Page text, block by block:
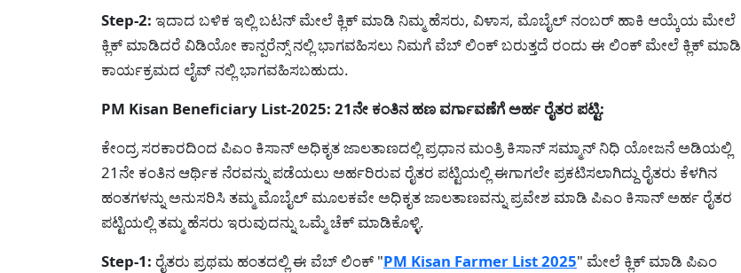
Step-2: ಇದಾದ ಬಳಿಕ ಇಲ್ಲಿ ಬಟನ್ ಮೇಲೆ ಕ್ಲಿಕ್ ಮಾಡಿ ನಿಮ್ಮ ಹೆಸರು, ವಿಳಾಸ, ಮೊಬೈಲ್ ನಂಬರ್ ಹಾಕಿ ಆಯ್ಕೆಯ ಮೇಲೆ
ಕ್ಲಿಕ್ ಮಾಡಿದರೆ ವಿಡಿಯೋ ಕಾನ್ಪರೆನ್ಸ್ ನಲ್ಲಿ ಭಾಗವಹಿಸಲು ನಿಮಗೆ ವೆಬ್ ಲಿಂಕ್ ಬರುತ್ತದೆ ರಂದು ಈ ಲಿಂಕ್ ಮೇಲೆ ಕ್ಲಿಕ್ ಮಾಡಿ
ಕಾರ್ಯಕ್ರಮದ ಲೈವ್ ನಲ್ಲಿ ಭಾಗವಹಿಸಬಹುದು.
PM Kisan Beneficiary List-2025: 21ನೇ ಕಂತಿನ ಹಣ ವರ್ಗಾವಣೆಗೆ ಅರ್ಹ ರೈತರ ಪಟ್ಟಿ:
ಕೇಂದ್ರ ಸರಕಾರದಿಂದ ಪಿಎಂ ಕಿಸಾನ್ ಅಧಿಕೃತ ಜಾಲತಾಣದಲ್ಲಿ ಪ್ರಧಾನ ಮಂತ್ರಿ ಕಿಸಾನ್ ಸಮ್ಮಾನ್ ನಿಧಿ ಯೋಜನೆ ಅಡಿಯಲ್ಲಿ
21ನೇ ಕಂತಿನ ಆರ್ಥಿಕ ನೆರವನ್ನು ಪಡೆಯಲು ಅರ್ಹರಿರುವ ರೈತರ ಪಟ್ಟಿಯಲ್ಲಿ ಈಗಾಗಲೇ ಪ್ರಕಟಿಸಲಾಗಿದ್ದು ರೈತರು ಕೆಳಗಿನ
ಹಂತಗಳನ್ನು ಅನುಸರಿಸಿ ತಮ್ಮ ಮೊಬೈಲ್ ಮೂಲಕವೇ ಅಧಿಕೃತ ಜಾಲತಾಣವನ್ನು ಪ್ರವೇಶ ಮಾಡಿ ಪಿಎಂ ಕಿಸಾನ್ ಅರ್ಹ ರೈತರ
ಪಟ್ಟಿಯಲ್ಲಿ ತಮ್ಮ ಹೆಸರು ಇರುವುದನ್ನು ಒಮ್ಮೆ ಚೆಕ್ ಮಾಡಿಕೊಳ್ಳಿ.
Step-1: ರೈತರು ಪ್ರಥಮ ಹಂತದಲ್ಲಿ ಈ ವೆಬ್ ಲಿಂಕ್ "PM Kisan Farmer List 2025" ಮೇಲೆ ಕ್ಲಿಕ್ ಮಾಡಿ ಪಿಎಂ